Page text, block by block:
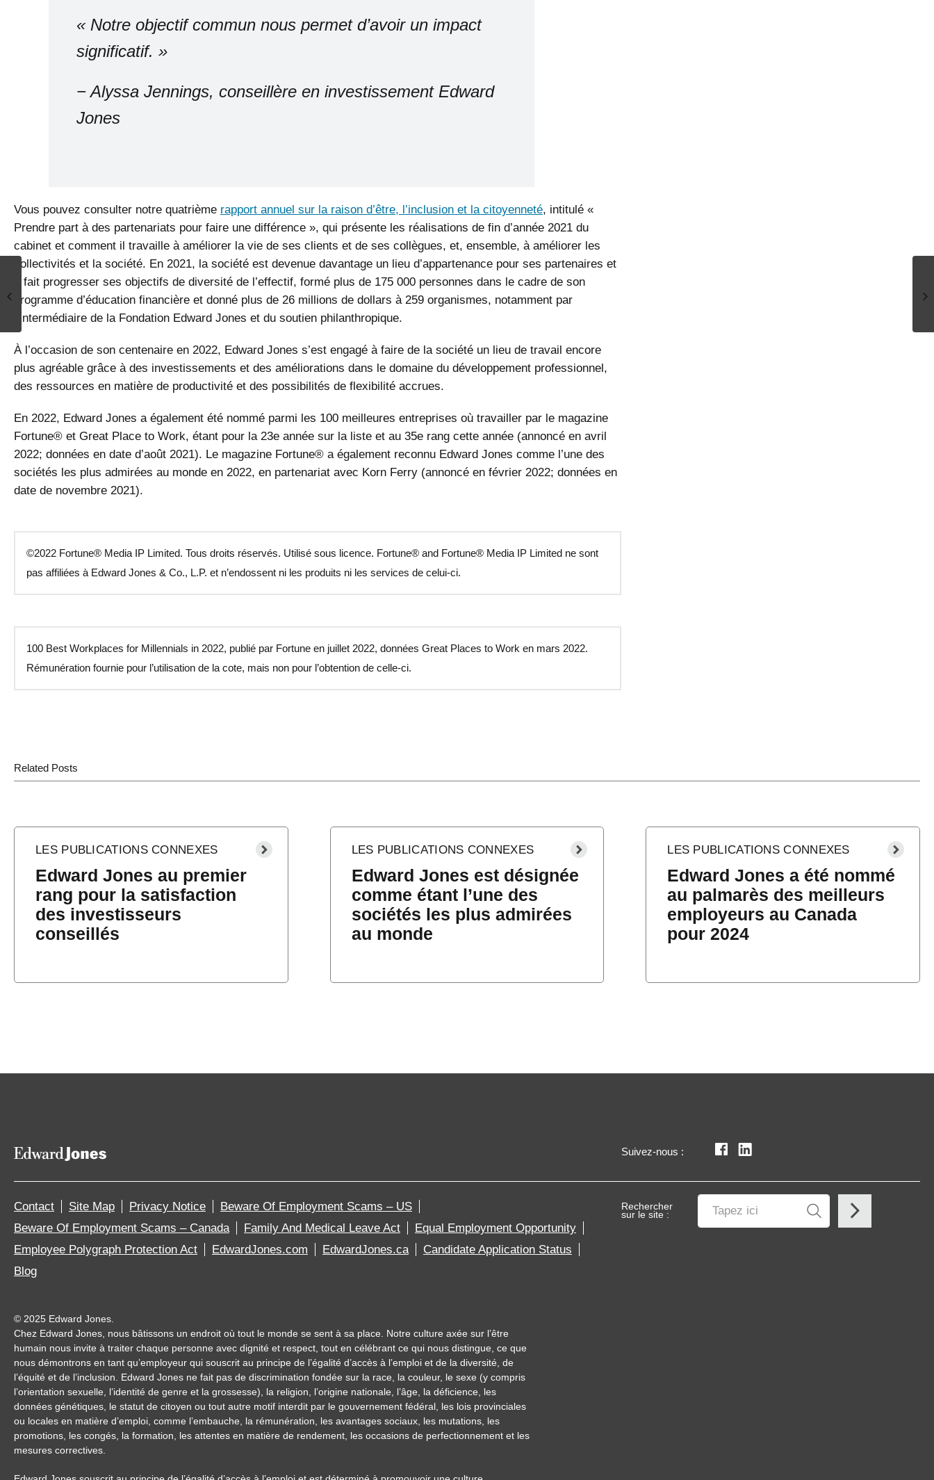
« Notre objectif commun nous permet d’avoir un impact
significatif. »
− Alyssa Jennings, conseillère en investissement Edward
Jones
Vous pouvez consulter notre quatrième rapport annuel sur la raison d’être, l’inclusion et la citoyenneté, intitulé «
Prendre part à des partenariats pour faire une différence », qui présente les réalisations de fin d’année 2021 du
cabinet et comment il travaille à améliorer la vie de ses clients et de ses collègues, et, ensemble, à améliorer les
collectivités et la société. En 2021, la société est devenue davantage un lieu d’appartenance pour ses partenaires et
a fait progresser ses objectifs de diversité de l’effectif, formé plus de 175 000 personnes dans le cadre de son
programme d’éducation financière et donné plus de 26 millions de dollars à 259 organismes, notamment par
l’intermédiaire de la Fondation Edward Jones et du soutien philanthropique.
À l’occasion de son centenaire en 2022, Edward Jones s’est engagé à faire de la société un lieu de travail encore
plus agréable grâce à des investissements et des améliorations dans le domaine du développement professionnel,
des ressources en matière de productivité et des possibilités de flexibilité accrues.
En 2022, Edward Jones a également été nommé parmi les 100 meilleures entreprises où travailler par le magazine
Fortune® et Great Place to Work, étant pour la 23e année sur la liste et au 35e rang cette année (annoncé en avril
2022; données en date d’août 2021). Le magazine Fortune® a également reconnu Edward Jones comme l’une des
sociétés les plus admirées au monde en 2022, en partenariat avec Korn Ferry (annoncé en février 2022; données en
date de novembre 2021).
©2022 Fortune® Media IP Limited. Tous droits réservés. Utilisé sous licence. Fortune® and Fortune® Media IP Limited ne sont
pas affiliées à Edward Jones & Co., L.P. et n’endossent ni les produits ni les services de celui-ci.
100 Best Workplaces for Millennials in 2022, publié par Fortune en juillet 2022, données Great Places to Work en mars 2022.
Rémunération fournie pour l’utilisation de la cote, mais non pour l’obtention de celle-ci.
Related Posts
Edward Jones au premier
rang pour la satisfaction
des investisseurs
conseillés
Edward Jones est désignée
comme étant l’une des
sociétés les plus admirées
au monde
Edward Jones a été nommé
au palmarès des meilleurs
employeurs au Canada
pour 2024
Suivez-nous :
Rechercher
sur le site :
Contact Site Map Privacy Notice
Beware Of Employment Scams – US
Beware Of Employment Scams – Canada
Family And Medical Leave Act
Equal Employment Opportunity
Employee Polygraph Protection Act
EdwardJones.com EdwardJones.ca
Candidate Application Status
Blog
© 2025 Edward Jones.
Chez Edward Jones, nous bâtissons un endroit où tout le monde se sent à sa place. Notre culture axée sur l’être
humain nous invite à traiter chaque personne avec dignité et respect, tout en célébrant ce qui nous distingue, ce que
nous démontrons en tant qu’employeur qui souscrit au principe de l’égalité d’accès à l’emploi et de la diversité, de
l’équité et de l’inclusion. Edward Jones ne fait pas de discrimination fondée sur la race, la couleur, le sexe (y compris
l’orientation sexuelle, l’identité de genre et la grossesse), la religion, l’origine nationale, l’âge, la déficience, les
données génétiques, le statut de citoyen ou tout autre motif interdit par le gouvernement fédéral, les lois provinciales
ou locales en matière d’emploi, comme l’embauche, la rémunération, les avantages sociaux, les mutations, les
promotions, les congés, la formation, les attentes en matière de rendement, les occasions de perfectionnement et les
mesures correctives.
Prix de courtage 5 Star, 2022